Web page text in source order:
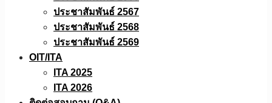
ประชาสัมพันธ์ 2567
ประชาสัมพันธ์ 2568
ประชาสัมพันธ์ 2569
OIT/ITA
ITA 2025
ITA 2026